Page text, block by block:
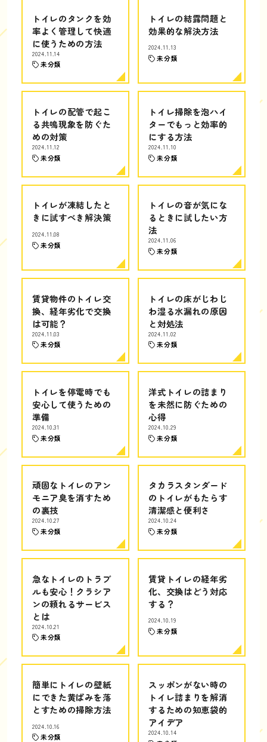
トイレのタンクを効
率よく管理して快適
に使うための方法
2024.11.14
未分類
トイレの結露問題と
効果的な解決方法
2024.11.13
未分類
トイレの配管で起こ
る共鳴現象を防ぐた
めの対策
2024.11.12
未分類
トイレ掃除を泡ハイ
ターでもっと効率的
にする方法
2024.11.10
未分類
トイレが凍結したと
きに試すべき解決策
2024.11.08
未分類
トイレの音が気にな
るときに試したい方
法
2024.11.06
未分類
賃貸物件のトイレ交
換、経年劣化で交換
は可能？
2024.11.03
未分類
トイレの床がじわじ
わ湿る水漏れの原因
と対処法
2024.11.02
未分類
トイレを停電時でも
安心して使うための
準備
2024.10.31
未分類
洋式トイレの詰まり
を未然に防ぐための
心得
2024.10.29
未分類
頑固なトイレのアン
モニア臭を消すため
の裏技
2024.10.27
未分類
タカラスタンダード
のトイレがもたらす
清潔感と便利さ
2024.10.24
未分類
急なトイレのトラブ
ルも安心！クラシア
ンの頼れるサービス
とは
2024.10.21
未分類
賃貸トイレの経年劣
化、交換はどう対応
する？
2024.10.19
未分類
簡単にトイレの壁紙
にできた黄ばみを落
とすための掃除方法
2024.10.16
未分類
スッポンがない時の
トイレ詰まりを解消
するための知恵袋的
アイデア
2024.10.14